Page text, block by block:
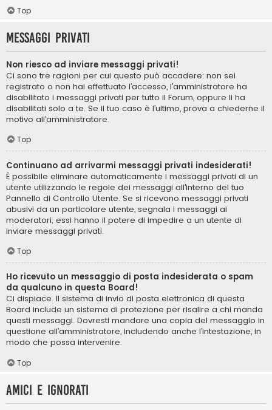
Top
Messaggi privati
Non riesco ad inviare messaggi privati!
Ci sono tre ragioni per cui questo può accadere: non sei
registrato o non hai effettuato l’accesso, l’amministratore ha
disabilitato i messaggi privati per tutto il Forum, oppure li ha
disabilitati solo a te. Se il tuo caso è l’ultimo, prova a chiederne il
motivo all’amministratore.
Top
Continuano ad arrivarmi messaggi privati indesiderati!
È possibile eliminare automaticamente i messaggi privati ​​di un
utente utilizzando le regole dei messaggi all’interno del tuo
Pannello di Controllo Utente. Se si ricevono messaggi privati ​​
abusivi da un particolare utente, segnala i messaggi ai
moderatori; essi hanno il potere di impedire a un utente di
inviare messaggi privati​​.
Top
Ho ricevuto un messaggio di posta indesiderata o spam
da qualcuno in questa Board!
Ci dispiace. Il sistema di invio di posta elettronica di questa
Board include un sistema di protezione per risalire a chi manda
questi messaggi. Dovresti mandare una copia del messaggio in
questione all’amministratore, includendo anche l’intestazione, in
modo che possa intervenire.
Top
Amici e ignorati